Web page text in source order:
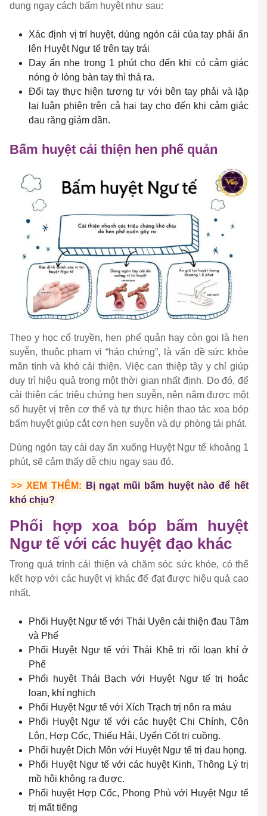
dụng ngay cách bấm huyệt như sau:
Xác định vị trí huyệt, dùng ngón cái của tay phải ấn
lên Huyệt Ngư tế trên tay trái
Day ấn nhẹ trong 1 phút cho đến khi có cảm giác
nóng ở lòng bàn tay thì thả ra.
Đổi tay thực hiện tương tự với bên tay phải và lặp
lại luân phiên trên cả hai tay cho đến khi cảm giác
đau răng giảm dần.
Bấm huyệt cải thiện hen phế quản
Theo y học cổ truyền, hen phế quản hay còn gọi là hen
suyễn, thuộc phạm vi “háo chứng”, là vấn đề sức khỏe
mãn tính và khó cải thiện. Việc can thiệp tây y chỉ giúp
duy trì hiệu quả trong một thời gian nhất định. Do đó, để
cải thiện các triệu chứng hen suyễn, nên nắm được một
số huyệt vị trên cơ thể và tự thực hiện thao tác xoa bóp
bấm huyệt giúp cắt cơn hen suyễn và dự phòng tái phát.
Dùng ngón tay cái day ấn xuống Huyệt Ngư tế khoảng 1
phút, sẽ cảm thấy dễ chịu ngay sau đó.
>> XEM THÊM:
Bị ngạt mũi bấm huyệt nào để hết
khó chịu?
Phối hợp xoa bóp bấm huyệt
Ngư tế với các huyệt đạo khác
Trong quá trình cải thiện và chăm sóc sức khỏe, có thể
kết hợp với các huyệt vị khác để đạt được hiệu quả cao
nhất.
Phối Huyệt Ngư tế với Thái Uyên cải thiện đau Tâm
và Phế
Phối Huyệt Ngư tế với Thái Khê trị rối loạn khí ở
Phế
Phối huyệt Thái Bạch với Huyệt Ngư tế trị hoắc
loạn, khí nghịch
Phối Huyệt Ngư tế với Xích Trạch trị nôn ra máu
Phối Huyệt Ngư tế với các huyệt Chi Chính, Côn
Lôn, Hợp Cốc, Thiếu Hải, Uyển Cốt trị cuồng.
Phối huyệt Dịch Môn với Huyệt Ngư tế trị đau họng.
Phối Huyệt Ngư tế với các huyệt Kinh, Thông Lý trị
mồ hôi không ra được.
Phối huyệt Hợp Cốc, Phong Phủ với Huyệt Ngư tế
trị mất tiếng